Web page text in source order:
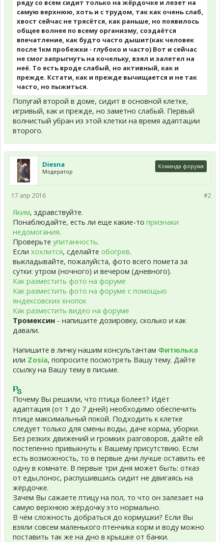
ряду со всем сидит только на жёрдочке и лезет на
самую верхнюю, хоть и с трудом, так как очень слаб,
хвост сейчас не трясётся, как раньше, но появилось
общее волнее по всему организму, создаётся
впечатление, как будто часто дышит(как человек
после 1км пробежки - глубоко и часто) Вот и сейчас
не смог запрыгнуть на кочельку, взял и залетел на
неё. То есть вроде слабый, но активный, как и
прежде. Кстати, как и прежде вычищается и не так
часто, но пыжиться.
Попугай второй в доме, сидит в основной клетке,
игривый, как и прежде, но заметно слабый. Первый
волнистый убран из этой клетки на время адаптации
второго.
Diesna
Модератор
Команда форума
#2
17 апр 2016
Яким, здравствуйте.
Понаблюдайте, есть ли еще какие-то признаки
недомогания.
Проверьте упитанность.
Если хохлится, сделайте обогрев.
выкладывайте, пожалуйста, фото всего помета за
сутки: утром (ночного) и вечером (дневного).
Как разместить фото на форуме
Как разместить фото на форуме с помощью
яндексовских кнопок
Как разместить видео на форуме
Тромексин - напишите дозировку, сколько и как
давали.
Напишите в личку нашим консультантам Фитюлька
или Zosia, попросите посмотреть Вашу тему. Дайте
ссылку на Вашу тему в письме.
Почему Вы решили, что птица болеет? Идёт
адаптация (от 1 до 7 дней) необходимо обеспечить
птице максимальный покой. Подходить к клетке
следует только для смены воды, даче корма, уборки.
Без резких движений и громких разговоров, дайте ей
постепенно привыкнуть к Вашему присутствию. Если
есть возможность, то в первые дни лучше оставить её
одну в комнате. В первые три дня может быть: отказ
от еды,понос, распушившись сидит не двигаясь на
жёрдочке.
Зачем Вы сажаете птицу на пол, то что он залезает на
самую верхнюю жёрдочку это нормально.
В чём сложность добраться до кормушки? Если Вы
взяли совсем маленького птенчика корм и воду можно
поставить так же на дно в крышке от банки.